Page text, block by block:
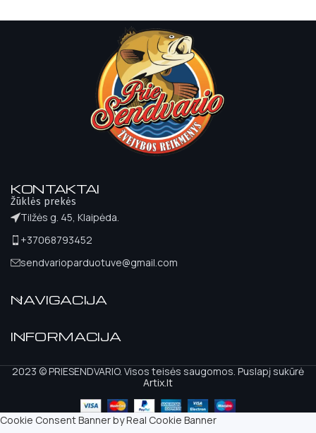
KONTAKTAI
Žūklės prekės
Tilžės g. 45, Klaipėda.
+37068793452
sendvarioparduotuve@gmail.com
NAVIGACIJA
INFORMACIJA
2023 © PRIESENDVARIO. Visos teisės saugomos. Puslapį sukūrė
Artix.lt
Cookie Consent Banner by Real Cookie Banner